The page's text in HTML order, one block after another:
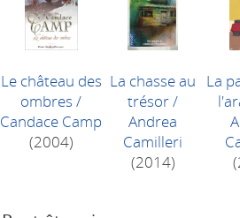
Le château des
ombres /
Candace Camp
(2004)
La chasse au
trésor/
Andrea
Camilleri
(2014)
La